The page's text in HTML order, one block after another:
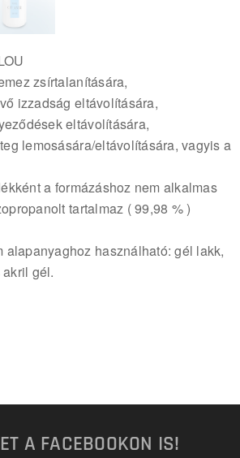
zsírtalanítására,
izzadság eltávolítására,
eltávolítására,
lemosására/eltávolítására, vagyis a
a formázáshoz nem alkalmas
tartalmaz ( 99,98 % )
alapanyaghoz használható: gél lakk,
gél.
A FACEBOOKON IS!